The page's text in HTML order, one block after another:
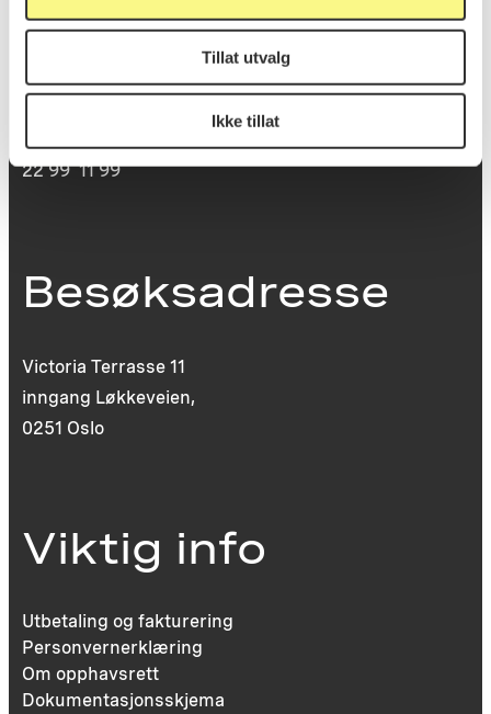
Tillat utvalg
Ikke tillat
Postboks 6994
0130 Oslo
post@koro.no
22 99 11 99
Besøksadresse
Victoria Terrasse 11
inngang Løkkeveien,
0251 Oslo
Viktig info
Utbetaling og fakturering
Personvernerklæring
Om opphavsrett
Dokumentasjonsskjema